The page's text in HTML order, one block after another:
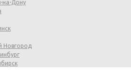
на-Дону
Новгород